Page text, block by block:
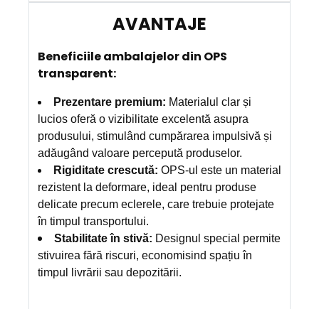
Beneficiile ambalajelor din OPS
transparent:
Prezentare premium: Materialul clar și
lucios oferă o vizibilitate excelentă asupra
produsului, stimulând cumpărarea impulsivă și
adăugând valoare percepută produselor.
Rigiditate crescută: OPS-ul este un material
rezistent la deformare, ideal pentru produse
delicate precum eclerele, care trebuie protejate
în timpul transportului.
Stabilitate în stivă: Designul special permite
stivuirea fără riscuri, economisind spațiu în
timpul livrării sau depozitării.